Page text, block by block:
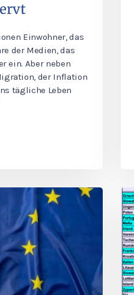
Einwohner, das
der Medien, das
ein. Aber neben
der Inflation
tägliche Leben